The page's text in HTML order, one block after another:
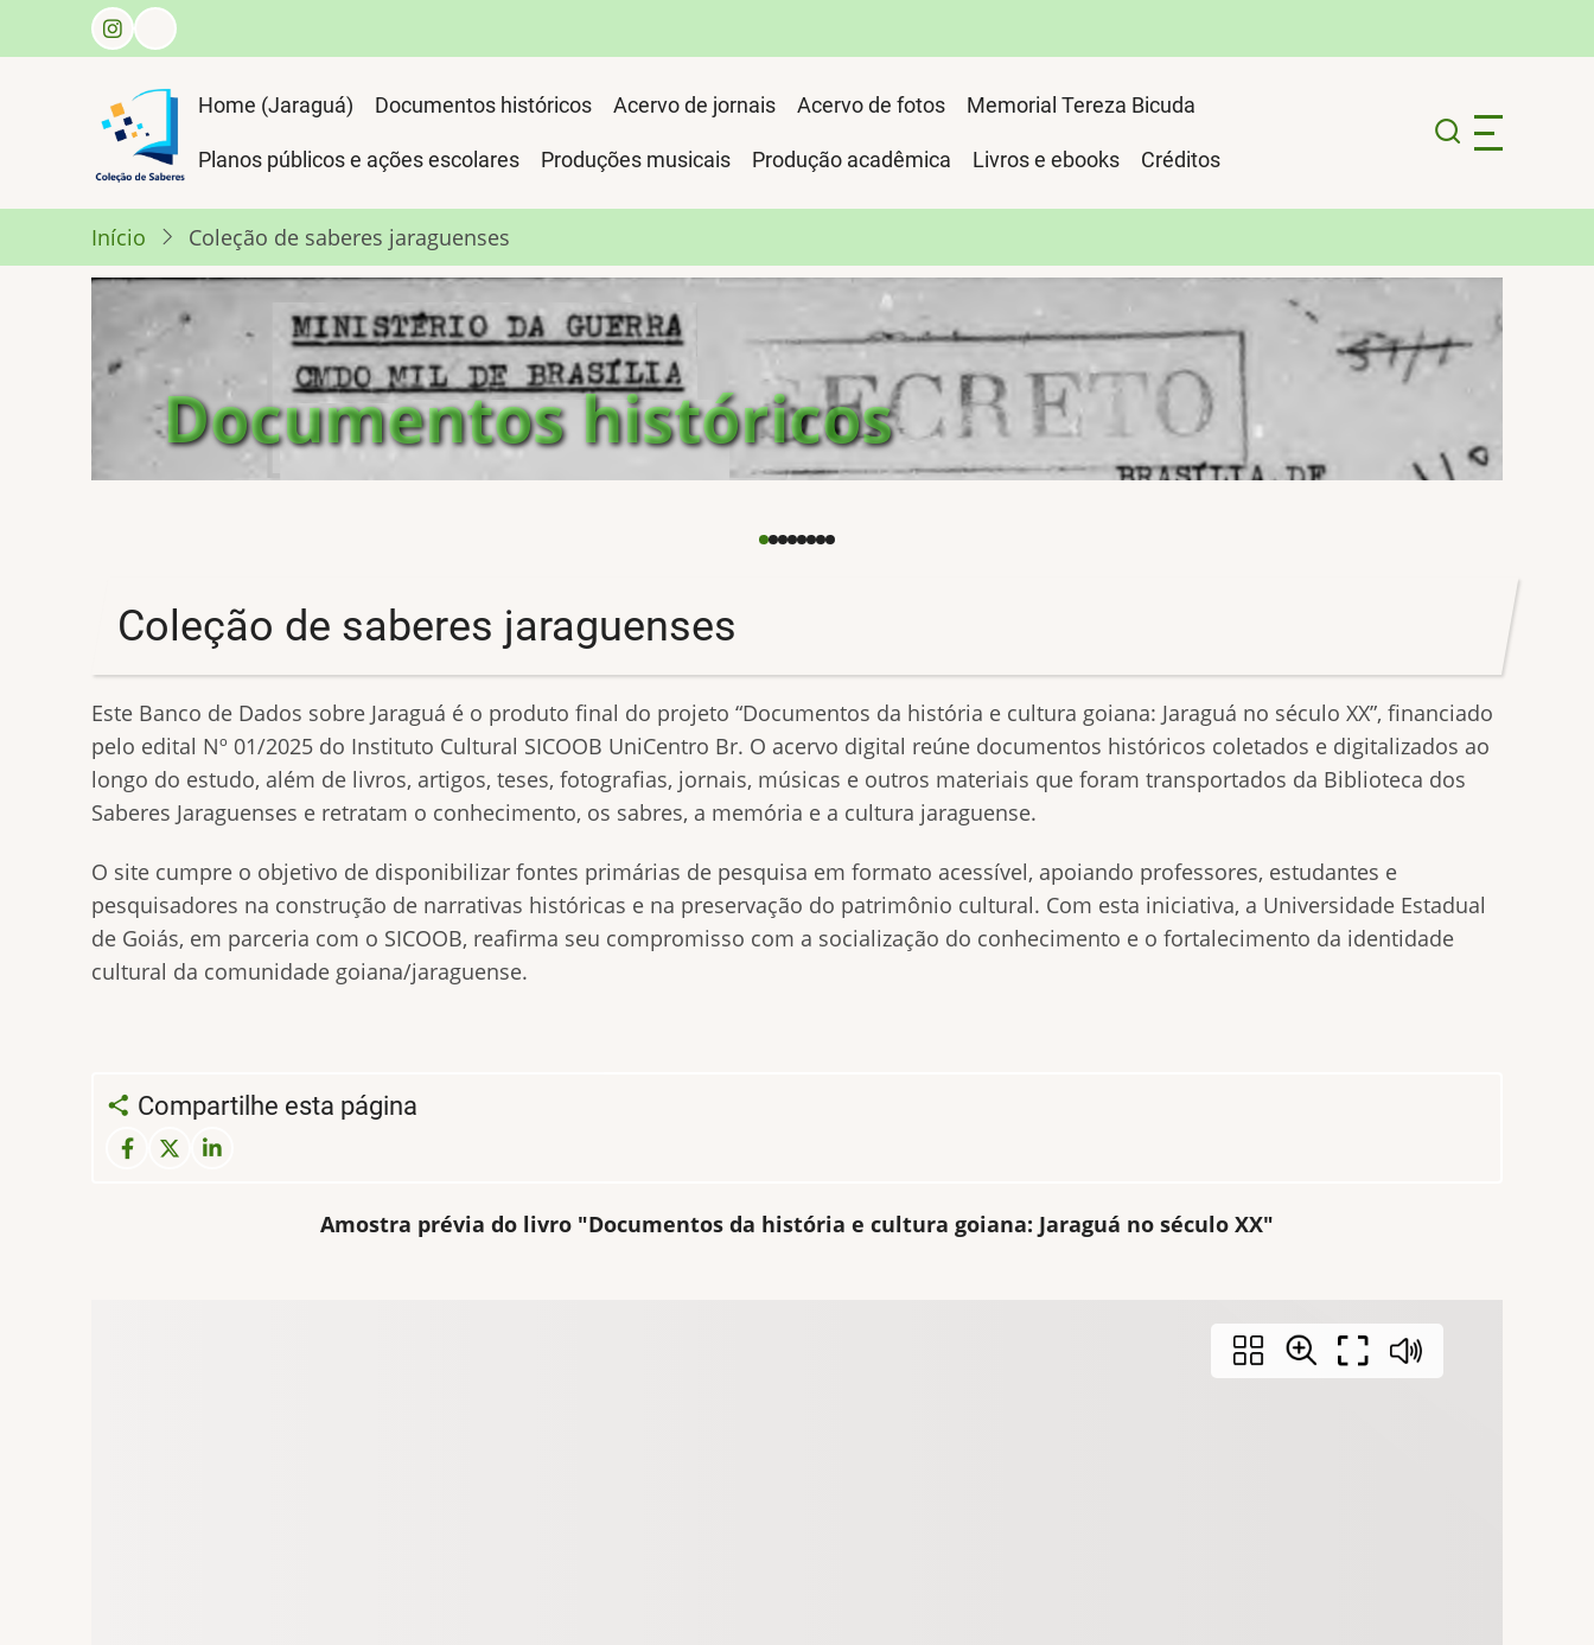
para
Jaraguá
horizontal
Home (Jaraguá) Documentos históricos Acervo de jornais Acervo de fotos Memorial Tereza Bicuda
Planos públicos e ações escolares Produções musicais Produção acadêmica Livros e ebooks Créditos
Início Coleção de saberes jaraguenses
Documentos históricos
Coleção de saberes jaraguenses
Este Banco de Dados sobre Jaraguá é o produto final do projeto “Documentos da história e cultura goiana: Jaraguá no século XX”, financiado
pelo edital Nº 01/2025 do Instituto Cultural SICOOB UniCentro Br. O acervo digital reúne documentos históricos coletados e digitalizados ao
longo do estudo, além de livros, artigos, teses, fotografias, jornais, músicas e outros materiais que foram transportados da Biblioteca dos
Saberes Jaraguenses e retratam o conhecimento, os sabres, a memória e a cultura jaraguense.
O site cumpre o objetivo de disponibilizar fontes primárias de pesquisa em formato acessível, apoiando professores, estudantes e
pesquisadores na construção de narrativas históricas e na preservação do patrimônio cultural. Com esta iniciativa, a Universidade Estadual
de Goiás, em parceria com o SICOOB, reafirma seu compromisso com a socialização do conhecimento e o fortalecimento da identidade
cultural da comunidade goiana/jaraguense.
Compartilhe esta página
Amostra prévia do livro "Documentos da história e cultura goiana: Jaraguá no século XX"